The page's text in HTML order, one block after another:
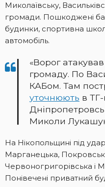
Миколаївську,
громади. Пошкоджені
будинки, спортивна
автомобіль.
«Ворог
громаду. По
КАБом. Там
уточнюють в
Миколи
На Нікопольщині під
Марганецька,
Червоногригорівська і
Понівечені приватний